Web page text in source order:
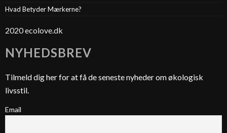
Hvad Betyder Mærkerne?
2020 ecolove.dk
NYHEDSBREV
Tilmeld dig her for at få de seneste nyheder om økologisk
livsstil.
Email